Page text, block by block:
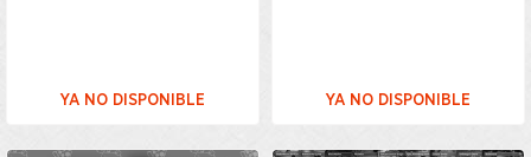
YA NO DISPONIBLE YA NO DISPONIBLE